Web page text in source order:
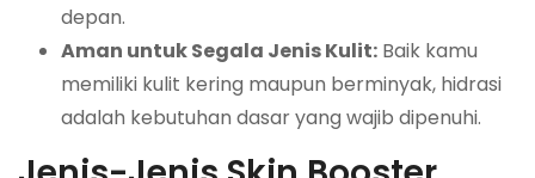
depan.
Aman untuk Segala Jenis Kulit: Baik kamu
memiliki kulit kering maupun berminyak, hidrasi
adalah kebutuhan dasar yang wajib dipenuhi.